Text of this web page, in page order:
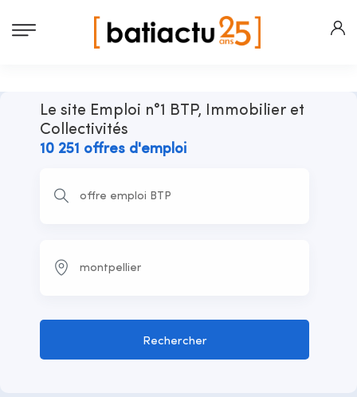
Le site Emploi n°1 BTP, Immobilier et
Collectivités
10 251 offres d'emploi
Rechercher